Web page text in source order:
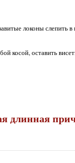
локоны
косой, оставить
длинная